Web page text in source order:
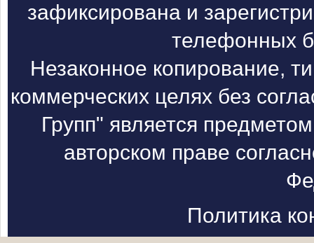
зафиксирована и
телефонных
Незаконное копирование,
коммерческих целях без
Групп" является
авторском праве
Политика